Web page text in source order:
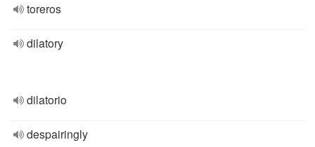
toreros
dilatory
dilatorio
despairingly